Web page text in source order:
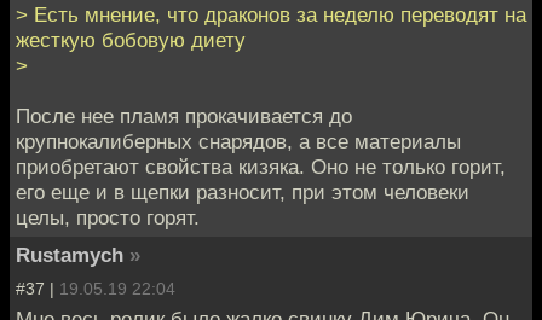
> Есть мнение, что драконов за неделю переводят на
жесткую бобовую диету
>
После нее пламя прокачивается до
крупнокалиберных снарядов, а все материалы
приобретают свойства кизяка. Оно не только горит,
его еще и в щепки разносит, при этом человеки
целы, просто горят.
Rustamych »
#37 | 19.05.19 22:04